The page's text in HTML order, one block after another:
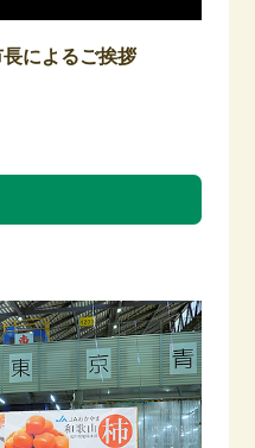
によるご挨拶